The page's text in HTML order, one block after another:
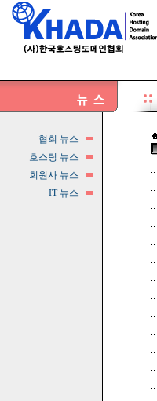
협회 뉴스
호스팅 뉴스
회원사 뉴스
IT 뉴스